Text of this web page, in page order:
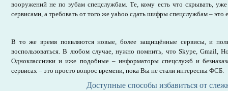
вооружений не по зубам спецслужбам. Те, кому есть что скрывать,
сервисами, а требовать от того же yahoo сдать шифры спецслужбам – это
В то же время появляются новые, более защищённые сервисы, и
воспользоваться. В любом случае, нужно помнить, что Skype, Gmail,
Одноклассники и иже подобные – информаторы спецслужб и
сервисах – это просто вопрос времени, пока Вы не стали интересны ФСБ.
Доступные способы избавиться от